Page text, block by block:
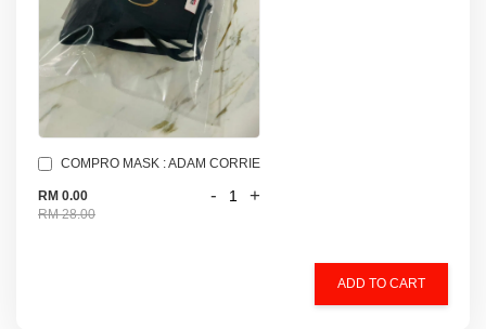
COMPRO MASK : ADAM CORRIE
RM 0.00
RM 28.00
- +
ADD TO CART